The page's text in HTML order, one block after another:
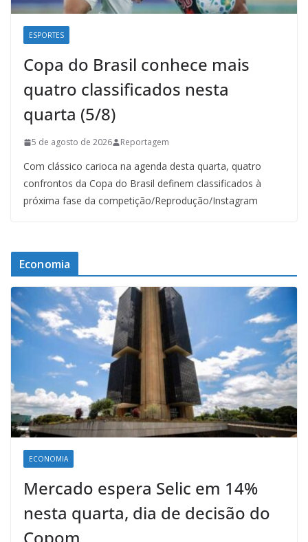
ESPORTES
Copa do Brasil conhece mais
quatro classificados nesta
quarta (5/8)
5 de agosto de 2026 Reportagem
Com clássico carioca na agenda desta quarta, quatro
confrontos da Copa do Brasil definem classificados à
próxima fase da competição/Reprodução/Instagram
Economia
ECONOMIA
Mercado espera Selic em 14%
nesta quarta, dia de decisão do